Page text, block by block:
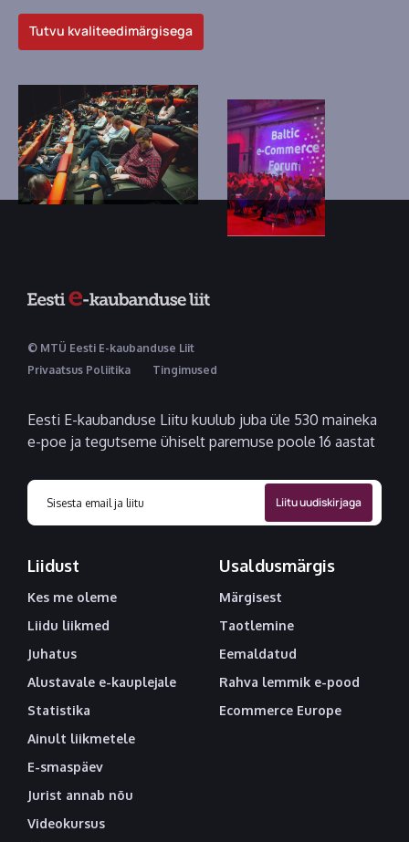
Tutvu kvaliteedimärgisega
© MTÜ Eesti E-kaubanduse Liit
Privaatsus Poliitika
Tingimused
Eesti E-kaubanduse Liitu kuulub juba üle 530 maineka
e-poe ja tegutseme ühiselt paremuse poole 16 aastat
Liidust
Kes me oleme
Liidu liikmed
Juhatus
Alustavale e-kauplejale
Statistika
Ainult liikmetele
E-smaspäev
Jurist annab nõu
Videokursus
Usaldusmärgis
Märgisest
Taotlemine
Eemaldatud
Rahva lemmik e-pood
Ecommerce Europe